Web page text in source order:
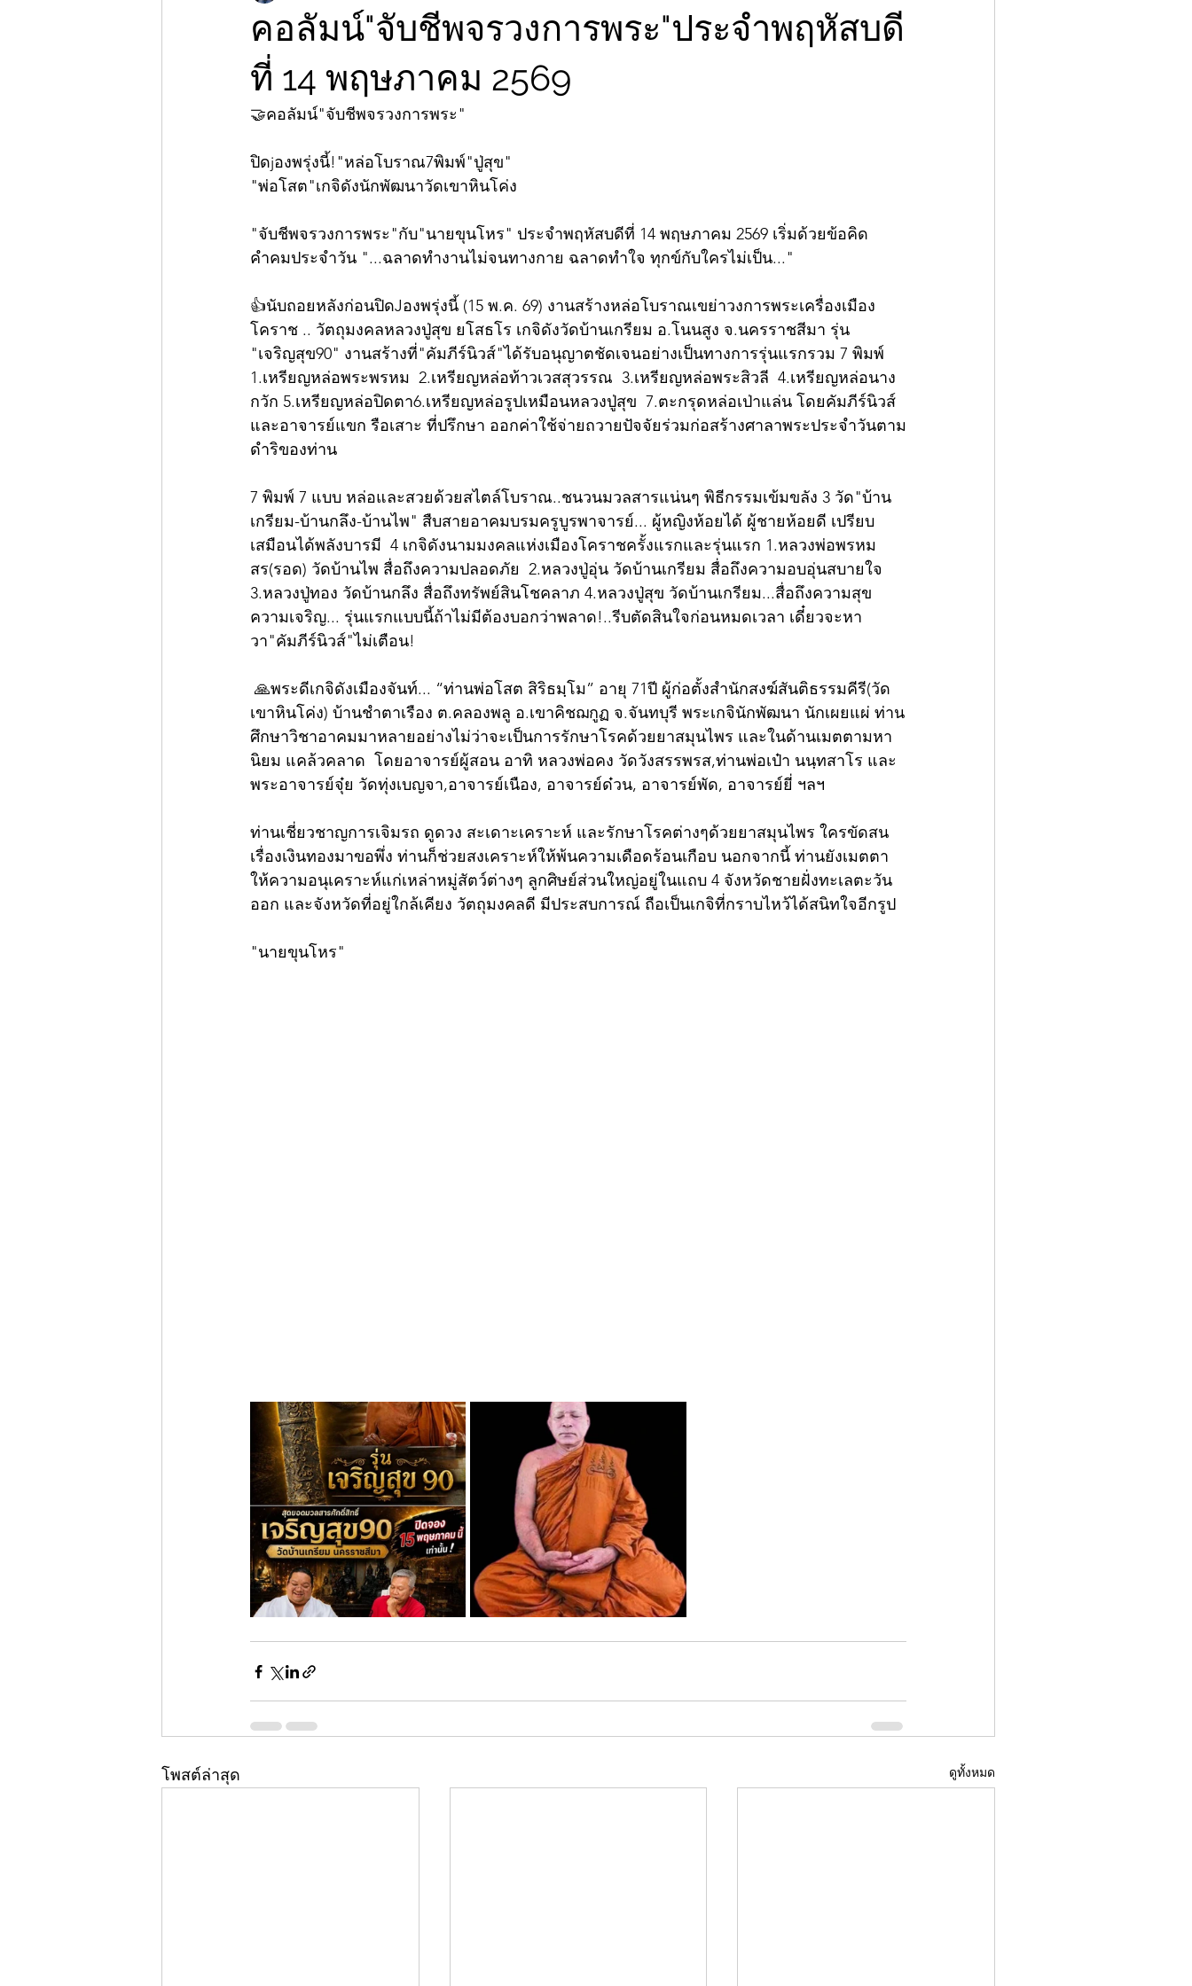
คอลัมน์"จับชีพจรวงการพระ"ประจำพฤหัสบดี
ที่ 14 พฤษภาคม 2569
🤝คอลัมน์"จับชีพจรวงการพระ"
ปิดjองพรุ่งนี้!"หล่อโบราณ7พิมพ์"ปู่สุข"
"พ่อโสต"เกจิดังนักพัฒนาวัดเขาหินโค่ง
"จับชีพจรวงการพระ"กับ"นายขุนโหร" ประจำพฤหัสบดีที่ 14 พฤษภาคม 2569 เริ่มด้วยข้อคิด
คำคมประจำวัน "...ฉลาดทำงานไม่จนทางกาย ฉลาดทำใจ ทุกข์กับใครไม่เป็น..."
👍นับถอยหลังก่อนปิดJองพรุ่งนี้ (15 พ.ค. 69) งานสร้างหล่อโบราณเขย่าวงการพระเครื่องเมือง
โคราช .. วัตถุมงคลหลวงปู่สุข ยโสธโร เกจิดังวัดบ้านเกรียม อ.โนนสูง จ.นครราชสีมา รุ่น
"เจริญสุข90" งานสร้างที่"คัมภีร์นิวส์"ได้รับอนุญาตชัดเจนอย่างเป็นทางการรุ่นแรกรวม 7 พิมพ์
1.เหรียญหล่อพระพรหม  2.เหรียญหล่อท้าวเวสสุวรรณ  3.เหรียญหล่อพระสิวลี  4.เหรียญหล่อนาง
กวัก 5.เหรียญหล่อปิดตา6.เหรียญหล่อรูปเหมือนหลวงปู่สุข  7.ตะกรุดหล่อเป่าแล่น โดยคัมภีร์นิวส์
และอาจารย์แขก รือเสาะ ที่ปรึกษา ออกค่าใช้จ่ายถวายปัจจัยร่วมก่อสร้างศาลาพระประจำวันตาม
ดำริของท่าน
7 พิมพ์ 7 แบบ หล่อและสวยด้วยสไตล์โบราณ..ชนวนมวลสารแน่นๆ พิธีกรรมเข้มขลัง 3 วัด"บ้าน
เกรียม-บ้านกลึง-บ้านไพ" สืบสายอาคมบรมครูบูรพาจารย์... ผู้หญิงห้อยได้ ผู้ชายห้อยดี เปรียบ
เสมือนได้พลังบารมี  4 เกจิดังนามมงคลแห่งเมืองโคราชครั้งแรกและรุ่นแรก 1.หลวงพ่อพรหม
สร(รอด) วัดบ้านไพ สื่อถึงความปลอดภัย  2.หลวงปู่อุ่น วัดบ้านเกรียม สื่อถึงความอบอุ่นสบายใจ
3.หลวงปู่ทอง วัดบ้านกลึง สื่อถึงทรัพย์สินโชคลาภ 4.หลวงปู่สุข วัดบ้านเกรียม...สื่อถึงความสุข
ความเจริญ... รุ่นแรกแบบนี้ถ้าไม่มีต้องบอกว่าพลาด!..รีบตัดสินใจก่อนหมดเวลา เดี๋ยวจะหา
วา"คัมภีร์นิวส์"ไม่เตือน!
เขาหินโค่ง) บ้านชำตาเรือง ต.คลองพลู อ.เขาคิชฌกูฏ จ.จันทบุรี พระเกจินักพัฒนา นักเผยแผ่ ท่าน
ศึกษาวิชาอาคมมาหลายอย่างไม่ว่าจะเป็นการรักษาโรคด้วยยาสมุนไพร และในด้านเมตตามหา
นิยม แคล้วคลาด  โดยอาจารย์ผู้สอน อาทิ หลวงพ่อคง วัดวังสรรพรส,ท่านพ่อเป๋า นนฺทสาโร และ
พระอาจารย์จุ๋ย วัดทุ่งเบญจา,อาจารย์เนือง, อาจารย์ด๋วน, อาจารย์พัด, อาจารย์ยี่ ฯลฯ
ท่านเชี่ยวชาญการเจิมรถ ดูดวง สะเดาะเคราะห์ และรักษาโรคต่างๆด้วยยาสมุนไพร ใครขัดสน
เรื่องเงินทองมาขอพึ่ง ท่านก็ช่วยสงเคราะห์ให้พ้นความเดือดร้อนเกือบ นอกจากนี้ ท่านยังเมตตา
ให้ความอนุเคราะห์แก่เหล่าหมู่สัตว์ต่างๆ ลูกศิษย์ส่วนใหญ่อยู่ในแถบ 4 จังหวัดชายฝั่งทะเลตะวัน
ออก และจังหวัดที่อยู่ใกล้เคียง วัตถุมงคลดี มีประสบการณ์ ถือเป็นเกจิที่กราบไหว้ได้สนิทใจอีกรูป
"นายขุนโหร"
โพสต์ล่าสุด ดูทั้งหมด